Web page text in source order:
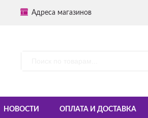
Адреса магазинов
НОВОСТИ ОПЛАТА И ДОСТАВКА